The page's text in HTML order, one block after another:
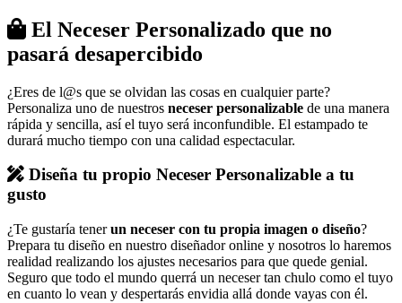
El Neceser Personalizado que no
pasará desapercibido
¿Eres de l@s que se olvidan las cosas en cualquier parte?
Personaliza uno de nuestros neceser personalizable de una manera
rápida y sencilla, así el tuyo será inconfundible. El estampado te
durará mucho tiempo con una calidad espectacular.
Diseña tu propio Neceser Personalizable a tu
gusto
¿Te gustaría tenerun neceser con tu propia imagen o diseño?
Prepara tu diseño en nuestro diseñador online y nosotros lo haremos
realidad realizando los ajustes necesarios para que quede genial.
Seguro que todo el mundo querrá un neceser tan chulo como el tuyo
en cuanto lo vean y despertarás envidia allá donde vayas con él.